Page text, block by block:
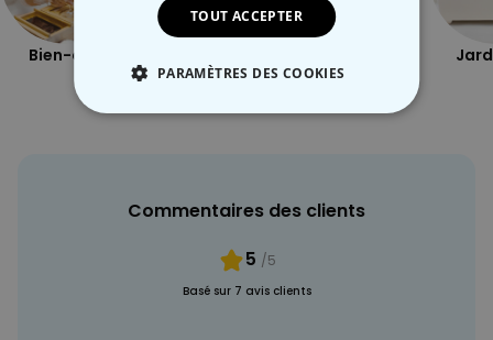
dormir avec ou utiliser un chauffe-lit (ceci pourrait provoquer
une surchauffe)
Nous vous recommandons du chauffer la bouillote sèche au
moins une fois par mois
Bien-être
Commentaires des clients
5 /5
Basé sur 7 avis clients
TOUT ACCEPTER
PARAMÈTRES DES COOKIES
NON CLASSÉ